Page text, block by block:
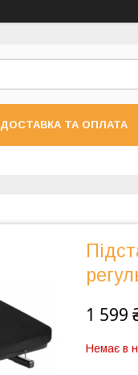
ДОСТАВКА ТА ОПЛАТА
1 599
Немає в